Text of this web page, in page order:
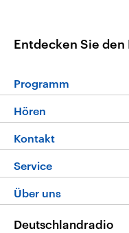
Entdecken Sie
Programm
Programm
Die
Neue Beiträge
Hören
Livestream
Podcasts
Nachrichten App
Kontakt
Hörerservice
Service
FAQ
Über uns
Deutschlandradio